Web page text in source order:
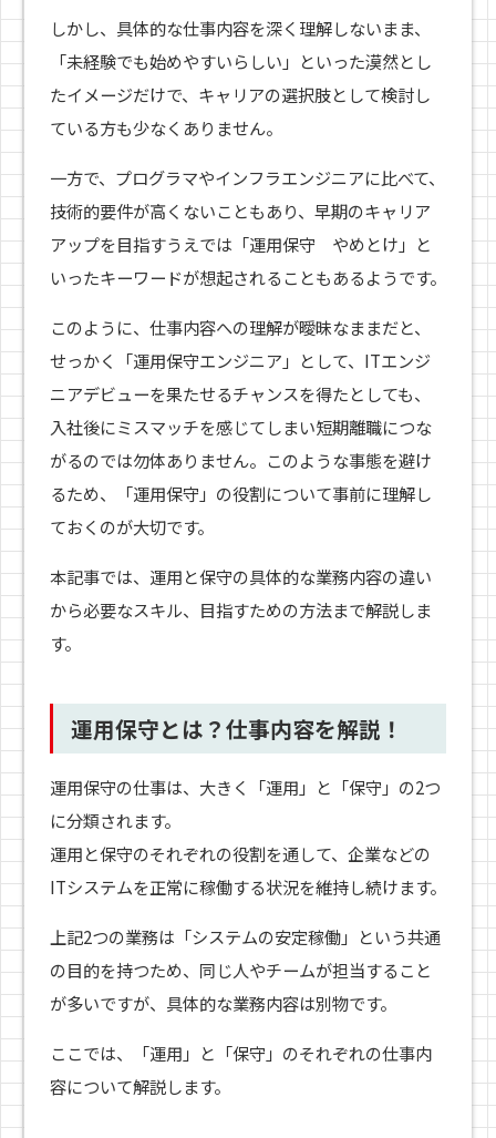
しかし、具体的な仕事内容を深く理解しないまま、
「未経験でも始めやすいらしい」といった漠然とし
たイメージだけで、キャリアの選択肢として検討し
ている方も少なくありません。
一方で、プログラマやインフラエンジニアに比べて、
技術的要件が高くないこともあり、早期のキャリア
アップを目指すうえでは「運用保守 やめとけ」と
いったキーワードが想起されることもあるようです。
このように、仕事内容への理解が曖昧なままだと、
せっかく「運用保守エンジニア」として、ITエンジ
ニアデビューを果たせるチャンスを得たとしても、
入社後にミスマッチを感じてしまい短期離職につな
がるのでは勿体ありません。このような事態を避け
るため、「運用保守」の役割について事前に理解し
ておくのが大切です。
本記事では、運用と保守の具体的な業務内容の違い
から必要なスキル、目指すための方法まで解説しま
す。
運用保守とは？仕事内容を解説！
運用保守の仕事は、大きく「運用」と「保守」の2つ
に分類されます。
運用と保守のそれぞれの役割を通して、企業などの
ITシステムを正常に稼働する状況を維持し続けます。
上記2つの業務は「システムの安定稼働」という共通
の目的を持つため、同じ人やチームが担当すること
が多いですが、具体的な業務内容は別物です。
ここでは、「運用」と「保守」のそれぞれの仕事内
容について解説します。